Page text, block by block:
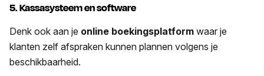
5. Kassasysteem en software
Denk ook aan je online boekingsplatform waar je
klanten zelf afspraken kunnen plannen volgens je
beschikbaarheid.